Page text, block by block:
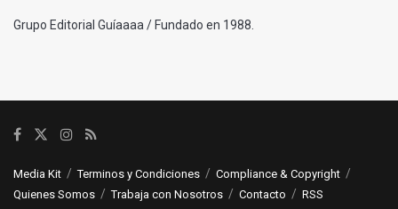
Grupo Editorial Guíaaaa / Fundado en 1988.
Media Kit Terminos y Condiciones
Compliance & Copyright
Quienes Somos
Trabaja con Nosotros Contacto RSS